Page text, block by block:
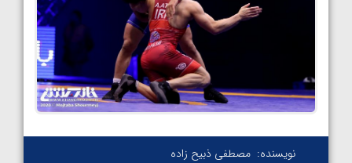
نویسنده: مصطفی ذبیح زاده